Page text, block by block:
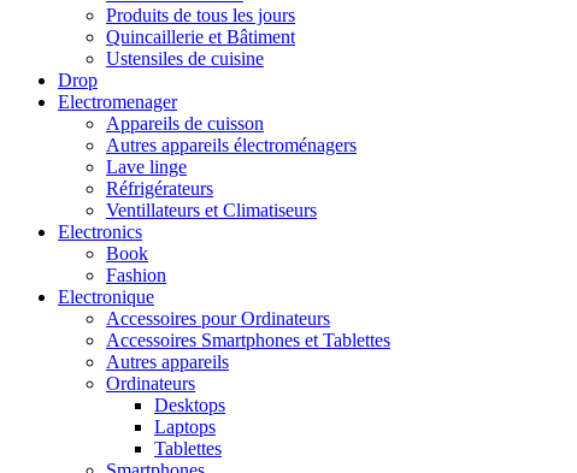
Produits de tous les jours
Quincaillerie et Bâtiment
Ustensiles de cuisine
Drop
Electromenager
Appareils de cuisson
Autres appareils électroménagers
Lave linge
Réfrigérateurs
Ventillateurs et Climatiseurs
Electronics
Book
Fashion
Electronique
Accessoires pour Ordinateurs
Accessoires Smartphones et Tablettes
Autres appareils
Ordinateurs
Desktops
Laptops
Tablettes